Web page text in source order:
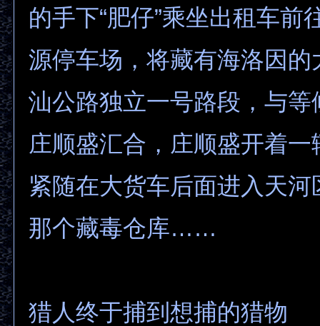
的手下“肥仔”乘坐出租车前
源停车场，将藏有海洛因的
汕公路独立一号路段，与等
庄顺盛汇合，庄顺盛开着
紧随在大货车后面进入天
那个藏毒仓库……
猎人终于捕到想捕的猎物